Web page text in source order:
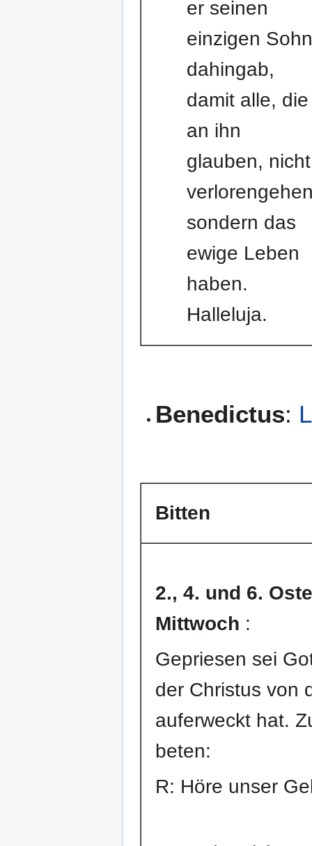
er seinen
einzigen Sohn
dahingab,
damit alle, die
an ihn
glauben, nicht
sondern das
ewige Leben
haben.
Halleluja.
Benedictus:
Bitten
2., 4. und 6.
Mittwoch :
Gepriesen sei
der Christus von
auferweckt hat.
beten:
R: Höre unser